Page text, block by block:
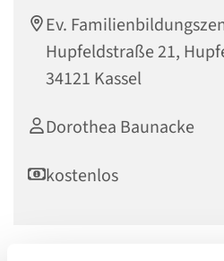
Ev.
Hupfeldstraße 21,
34121 Kassel
Dorothea Baunacke
kostenlos